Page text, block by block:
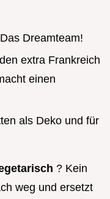
Dreamteam!
extra Frankreich
einen
als Deko und für
? Kein
weg und ersetzt